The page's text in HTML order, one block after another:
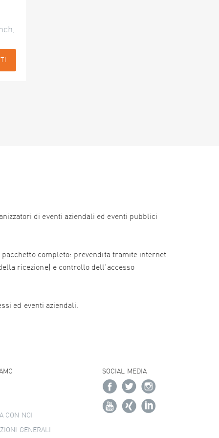
di eventi aziendali ed eventi pubblici
completo: prevendita tramite internet
ricezione) e controllo dell'accesso
ed eventi aziendali.
CON NOI
GENERALI
SOCIAL MEDIA